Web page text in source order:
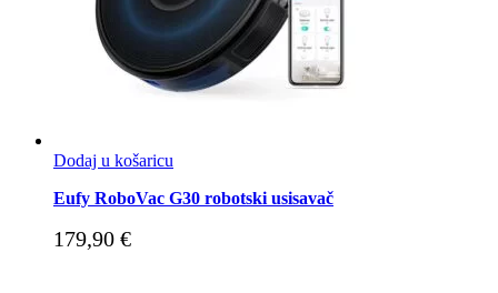
Dodaj u košaricu
Eufy RoboVac G30 robotski usisavač
179,90 €